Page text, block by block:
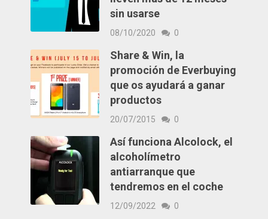
sin usarse
08/10/2020 0
Share & Win, la
promoción de Everbuying
que os ayudará a ganar
productos
20/07/2015 0
Así funciona Alcolock, el
alcoholímetro
antiarranque que
tendremos en el coche
12/09/2022 0